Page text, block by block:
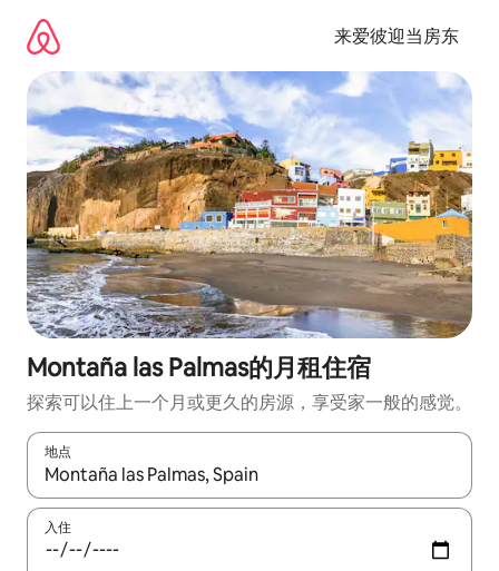
来爱彼迎当房东
Montaña las Palmas的月租住宿
探索可以住上一个月或更久的房源，享受家一般的感觉。
地点
如有搜索结果，请使用上下方向键查看，或通过点击或滑动手势
入住